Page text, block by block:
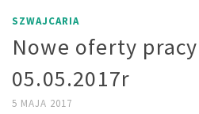
SZWAJCARIA
Nowe oferty
05.05.2017r
5 MAJA 2017